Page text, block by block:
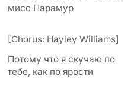
мисс Парамур
[Chorus: Hayley Williams]
Потому что я скучаю по
тебе, как по ярости